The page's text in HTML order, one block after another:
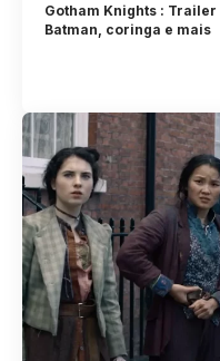
Gotham Knights :
Batman, coringa e mais